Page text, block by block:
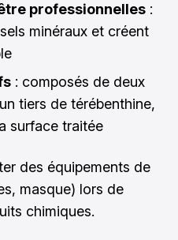
professionnelles :
minéraux et créent
: composés de deux
tiers de térébenthine,
surface traitée
des équipements de
masque) lors de
chimiques.